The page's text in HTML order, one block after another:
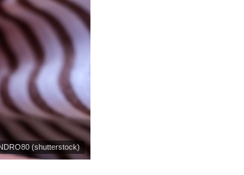
(shutterstock)